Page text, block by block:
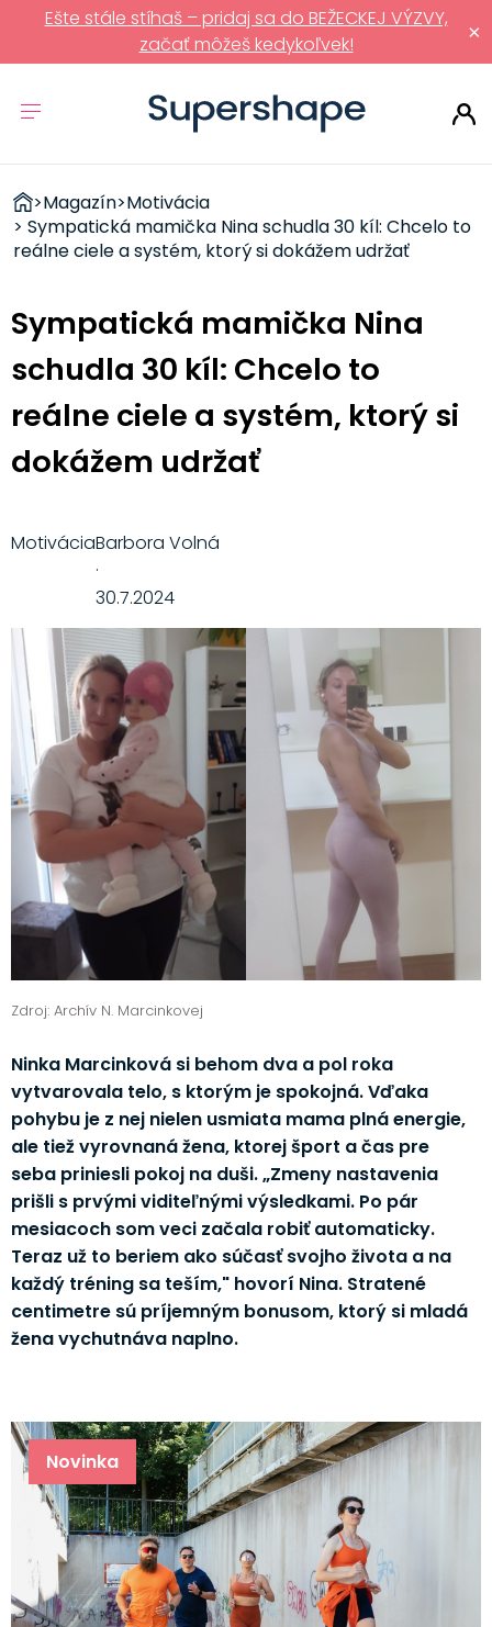
×
Ešte stále stíhaš – pridaj sa do BEŽECKEJ VÝZVY,
začať môžeš kedykoľvek!
ZDRAVÉ
RÝCHLOVKY
>Magazín>Motivácia
> Sympatická mamička Nina schudla 30 kíl: Chcelo to
reálne ciele a systém, ktorý si dokážem udržať
Sympatická mamička Nina
schudla 30 kíl: Chcelo to
reálne ciele a systém, ktorý si
dokážem udržať
Zdroj: Archív N. Marcinkovej
Ninka Marcinková si behom dva a pol roka
vytvarovala telo, s ktorým je spokojná. Vďaka
pohybu je z nej nielen usmiata mama plná energie,
ale tiež vyrovnaná žena, ktorej šport a čas pre
seba priniesli pokoj na duši. „Zmeny nastavenia
prišli s prvými viditeľnými výsledkami. Po pár
mesiacoch som veci začala robiť automaticky.
Teraz už to beriem ako súčasť svojho života a na
každý tréning sa teším," hovorí Nina. Stratené
centimetre sú príjemným bonusom, ktorý si mladá
žena vychutnáva naplno.
Novinka
MotiváciaBarbora Volná
·
30.7.2024